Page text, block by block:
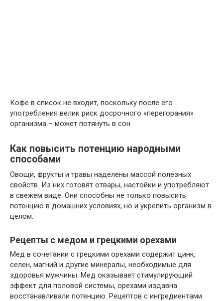
Кофе в список не входит, поскольку после его
употребления велик риск досрочного «перегорания»
организма – может потянуть в сон.
Как повысить потенцию народными
способами
Овощи, фрукты и травы наделены массой полезных
свойств. Из них готовят отвары, настойки и употребляют
в свежем виде. Они способны не только повысить
потенцию в домашних условиях, но и укрепить организм в
целом.
Рецепты с медом и грецкими орехами
Мед в сочетании с грецкими орехами содержит цинк,
селен, магний и другие минералы, необходимые для
здоровья мужчины. Мед оказывает стимулирующий
эффект для половой системы, орехами издавна
восстанавливали потенцию. Рецептов с ингредиентами